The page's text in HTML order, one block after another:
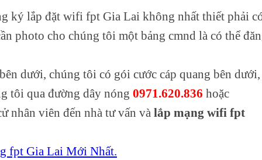
ký lắp đặt wifi fpt Gia Lai không nhất thiết phải
photo cho chúng tôi một bảng cmnd là có thể
dưới, chúng tôi có gói cước cáp quang bên dưới,
tôi qua đường dây nóng 0971.620.836 hoặc
nhân viên đến nhà tư vấn và lắp mạng wifi fpt
fpt Gia Lai Mới Nhất.